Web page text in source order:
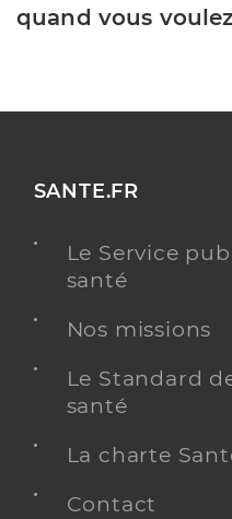
quand vous
SANTE.FR
Le Service
santé
Nos missions
Le Standard
santé
La charte
Contact